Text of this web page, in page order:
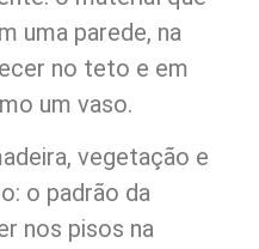
uma parede, na
no teto e em
um vaso.
vegetação e
o padrão da
nos pisos na